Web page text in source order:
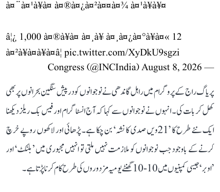
à¤¨à¤¹à¥à¤ à¤®à¤¿à¤²à¤¤à¤¾ à¤¹à¥à¥¤
â¦¿ 1,000 à¤®à¥à¤ à¤¸à¥ à¤¸à¤¿à¤°à¥à¤« 12
à¤²à¥à¤à¥à¤â¦ pic.twitter.com/XyDkU9sgzi
— Congress (@INCIndia)
August 8, 2026
پریاگ راج کے پروگرام میں راہل گاندھی نے نوجوانوں کو درپیش سنگین بحرانوں پر بھی
کھل کر بات کی۔ انہوں نے نوجوانوں سے کہا کہ آج انسٹاگرام اور فیس بک ریلز دیکھنا
ایک نئے طرح کا ’21ویں صدی کا نشہ‘ بن چکا ہے۔ پڑھائی اور لاکھوں روپے خرچ
کرنے کے باوجود جب نوجوانوں کو ملازمت نہیں ملتی تو انہیں مجبوری میں ’بلنکٹ‘ اور
’اوبر‘ جیسی کمپنیوں میں 10-10 گھنٹے یومیہ مزدوروں کی طرح کام کرنا پڑتا ہے۔